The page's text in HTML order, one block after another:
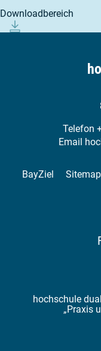
https://
95703 Plößberg
Freie Plätze
Freie Plätze
Kammer:
Mehr Informationen
Download­bereich
Telefon
Email
BayZiel Sitemap
hochschule
„Praxis